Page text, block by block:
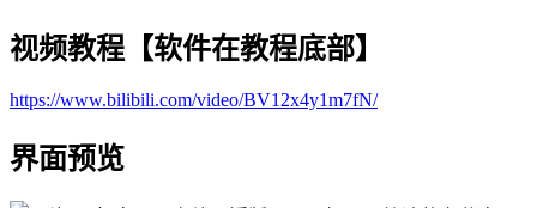
视频教程【软件在教程底部】
https://www.bilibili.com/video/BV12x4y1m7fN/
界面预览